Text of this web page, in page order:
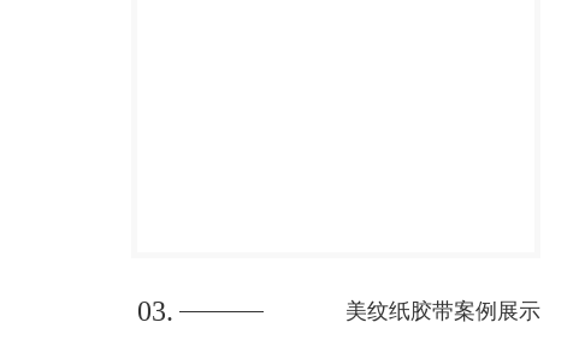
03. 美纹纸胶带案例展示